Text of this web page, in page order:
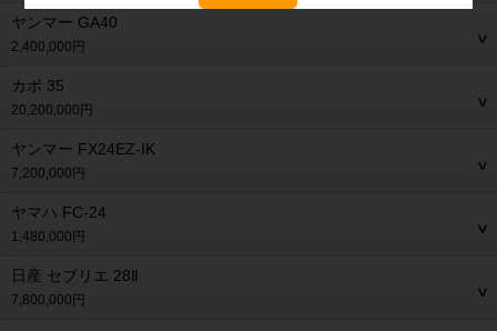
ヤンマー GA40
2,400,000円
カボ 35
20,200,000円
ヤンマー FX24EZ-IK
7,200,000円
ヤマハ FC-24
1,480,000円
日産 セブリエ 28Ⅱ
7,800,000円